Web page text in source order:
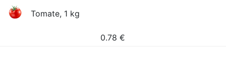
Tomate, 1 kg
0.78 €